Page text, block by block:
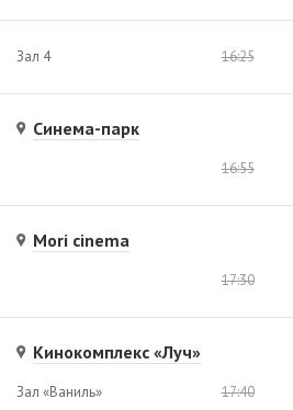
Зал 4 16:25
Синема-парк
16:55
Mori cinema
17:30
Кинокомплекс «Луч»
Зал «Ваниль» 17:40